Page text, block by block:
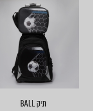
תיק BALL